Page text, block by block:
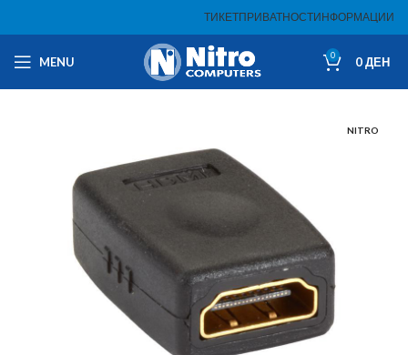
ТИКЕТПРИВАТНОСТИНФОРМАЦИИ
MENU 0 0ДЕН
NITRO